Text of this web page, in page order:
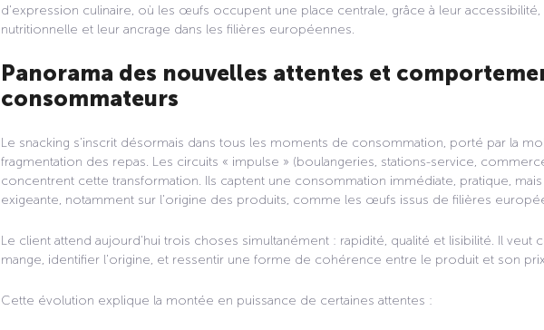
d’expression culinaire, où les œufs occupent une place centrale, grâce à leur accessibilité,
nutritionnelle et leur ancrage dans les filières européennes.
Panorama des nouvelles attentes et
consommateurs
Le snacking s’inscrit désormais dans tous les moments de consommation, porté par la
fragmentation des repas. Les circuits « impulse » (boulangeries, stations-service,
concentrent cette transformation. Ils captent une consommation immédiate, pratique,
exigeante, notamment sur l’origine des produits, comme les œufs issus de filières
Le client attend aujourd’hui trois choses simultanément : rapidité, qualité et lisibilité. Il veut
mange, identifier l’origine, et ressentir une forme de cohérence entre le produit et son
Cette évolution explique la montée en puissance de certaines attentes :